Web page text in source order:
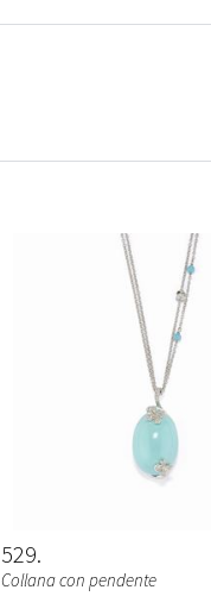
529
Collana con pendente